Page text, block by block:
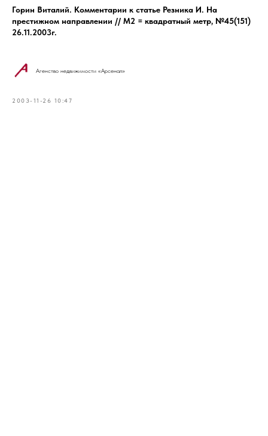
Горин Виталий. Комментарии к статье Резника И. На
престижном направлении // M2 = квадратный метр, №45(151)
26.11.2003г.
Агенство недвижимости «Арсенал»
2003-11-26 10:47